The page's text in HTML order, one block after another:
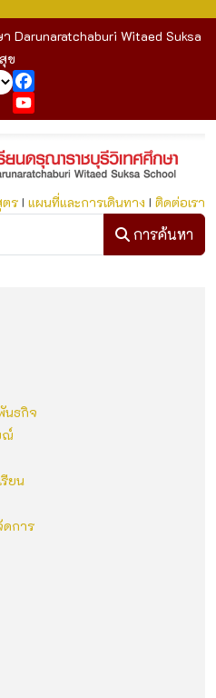
Darunaratchaburi Witaed Suksa
ข
YouTube
รI แผนที่และการเดินทาง I ติดต่อเรา
ก
การค้นหา
นธกิจ
ณ์
ยน
ดการ